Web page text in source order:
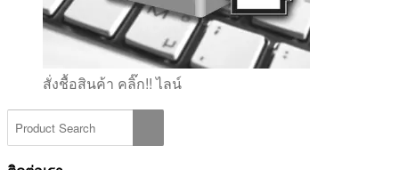
สั่งชื้อสินค้า คลิ๊ก!! ไลน์